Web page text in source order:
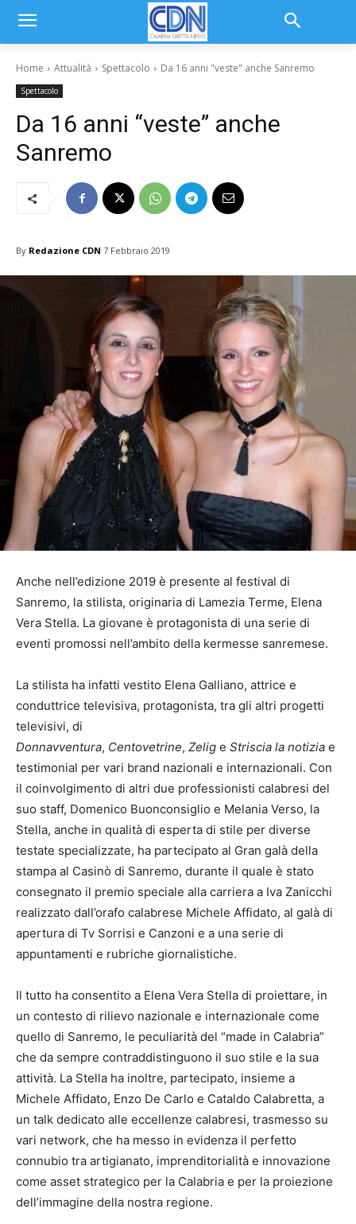
Home Attualità Spettacolo Da 16 anni "veste" anche Sanremo
Spettacolo
Da 16 anni “veste” anche
Sanremo
By Redazione CDN 7 Febbraio 2019
Anche nell’edizione 2019 è presente al festival di
Sanremo, la stilista, originaria di Lamezia Terme, Elena
Vera Stella. La giovane è protagonista di una serie di
eventi promossi nell’ambito della kermesse sanremese.
La stilista ha infatti vestito Elena Galliano, attrice e
conduttrice televisiva, protagonista, tra gli altri progetti
televisivi, di
Donnavventura, Centovetrine, Zelig e Striscia la notizia e
testimonial per vari brand nazionali e internazionali. Con
il coinvolgimento di altri due professionisti calabresi del
suo staff, Domenico Buonconsiglio e Melania Verso, la
Stella, anche in qualità di esperta di stile per diverse
testate specializzate, ha partecipato al Gran galà della
stampa al Casinò di Sanremo, durante il quale è stato
consegnato il premio speciale alla carriera a Iva Zanicchi
realizzato dall’orafo calabrese Michele Affidato, al galà di
apertura di Tv Sorrisi e Canzoni e a una serie di
appuntamenti e rubriche giornalistiche.
Il tutto ha consentito a Elena Vera Stella di proiettare, in
un contesto di rilievo nazionale e internazionale come
quello di Sanremo, le peculiarità del “made in Calabria”
che da sempre contraddistinguono il suo stile e la sua
attività. La Stella ha inoltre, partecipato, insieme a
Michele Affidato, Enzo De Carlo e Cataldo Calabretta, a
un talk dedicato alle eccellenze calabresi, trasmesso su
vari network, che ha messo in evidenza il perfetto
connubio tra artigianato, imprenditorialità e innovazione
come asset strategico per la Calabria e per la proiezione
dell’immagine della nostra regione.